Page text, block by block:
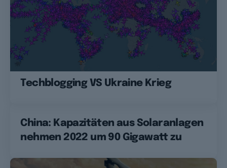
Techblogging VS Ukraine Krieg
China: Kapazitäten aus Solaranlagen
nehmen 2022 um 90 Gigawatt zu